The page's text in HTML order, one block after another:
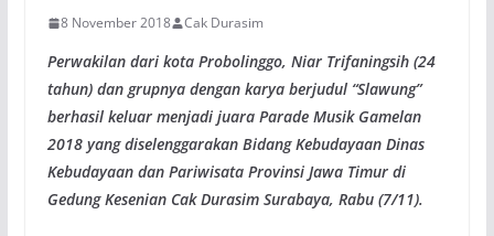
8 November 2018 Cak Durasim
Perwakilan dari kota Probolinggo, Niar Trifaningsih (24
tahun) dan grupnya dengan karya berjudul “Slawung”
berhasil keluar menjadi juara Parade Musik Gamelan
2018 yang diselenggarakan Bidang Kebudayaan Dinas
Kebudayaan dan Pariwisata Provinsi Jawa Timur di
Gedung Kesenian Cak Durasim Surabaya, Rabu (7/11).